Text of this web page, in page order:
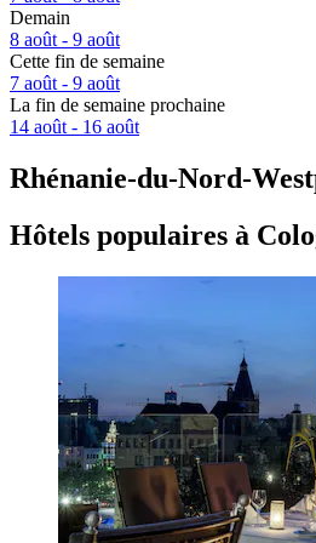
Demain
8 août - 9 août
Cette fin de semaine
7 août - 9 août
La fin de semaine prochaine
14 août - 16 août
Rhénanie-du-Nord-
Hôtels populaires à